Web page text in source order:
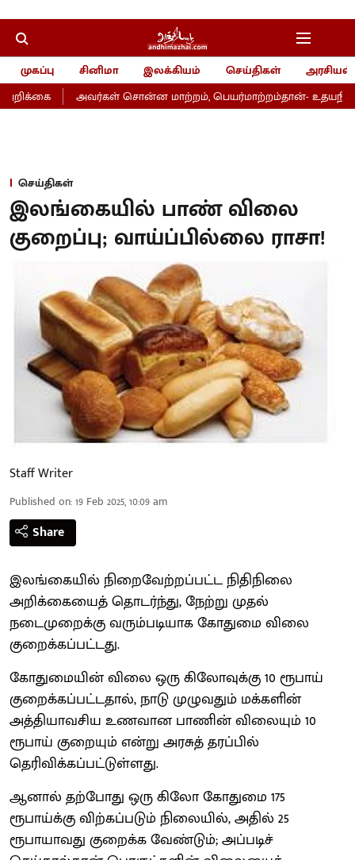
முகப்பு சினிமா இலக்கியம் செய்திகள்
அரசியல்
அவர்கள் சொன்ன மாற்றம், பெயர்மாற்றம்தான்- உதயநிதி
செய்திகள்
இலங்கையில் பாண் விலை
குறைப்பு; வாய்ப்பில்லை ராசா!
Staff Writer
Published on:19 Feb 2025, 10:09 am
Share
இலங்கையில் நிறைவேற்றப்பட்ட நிதிநிலை
அறிக்கையைத் தொடர்ந்து, நேற்று முதல்
நடைமுறைக்கு வரும்படியாக கோதுமை விலை
குறைக்கப்பட்டது.
கோதுமையின் விலை ஒரு கிலோவுக்கு 10 ரூபாய்
குறைக்கப்பட்டதால், நாடு முழுவதும் மக்களின்
அத்தியாவசிய உணவான பாணின் விலையும் 10
ரூபாய் குறையும் என்று அரசுத் தரப்பில்
தெரிவிக்கப்பட்டுள்ளது.
ஆனால் தற்போது ஒரு கிலோ கோதுமை 175
ரூபாய்க்கு விற்கப்படும் நிலையில், அதில் 25
ரூபாயாவது குறைக்க வேண்டும்; அப்படிச்